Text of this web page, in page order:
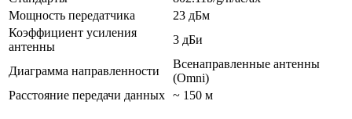
Мощность передатчика
23 дБм
Коэффициент усиления
антенны
3 дБи
Диаграмма направленности
Всенаправленные антенны
(Omni)
Расстояние передачи данных ~ 150 м